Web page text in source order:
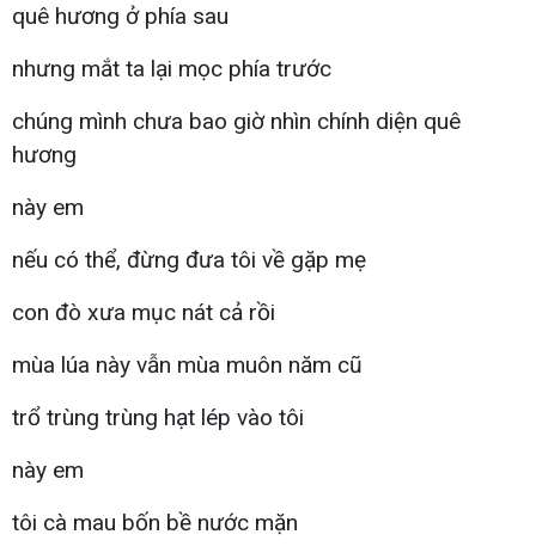
quê hương ở phía sau
nhưng mắt ta lại mọc phía trước
chúng mình chưa bao giờ nhìn chính diện quê
hương
này em
nếu có thể, đừng đưa tôi về gặp mẹ
con đò xưa mục nát cả rồi
mùa lúa này vẫn mùa muôn năm cũ
trổ trùng trùng hạt lép vào tôi
này em
tôi cà mau bốn bề nước mặn